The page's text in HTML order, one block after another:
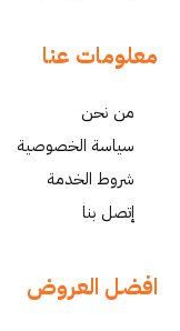
معلومات عنا
من نحن
سياسة الخصوصية
شروط الخدمة
إتصل بنا
افضل العروض